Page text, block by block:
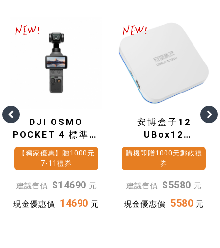
DJI OSMO
POCKET 4 標準套
裝
【獨家優惠】贈1000元
7-11禮券
建議售價 $14690 元
現金優惠價
14690 元
安博盒子12
UBox12
(4G+64G)
購機即贈1000元郵政禮
券
建議售價 $5580 元
現金優惠價
5580 元